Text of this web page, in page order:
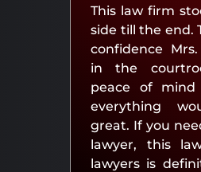
This law firm
side till the end.
confidence
in the
peace of
everything
great. If you
lawyer, this
lawyers is